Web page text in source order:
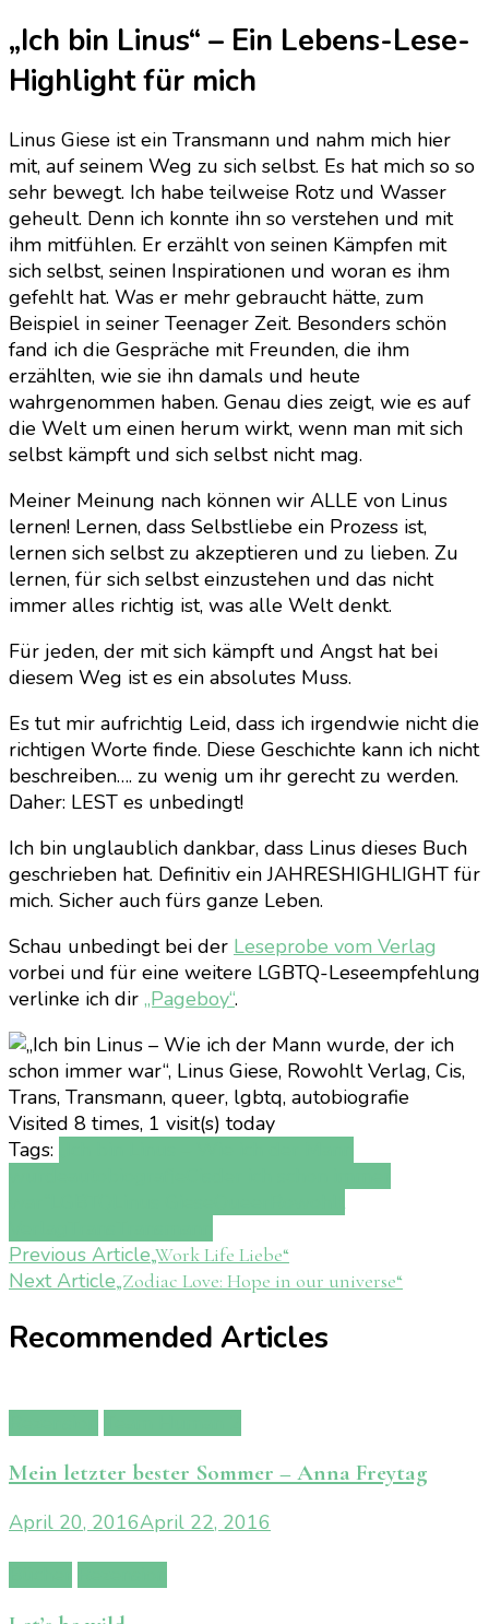
„Ich bin Linus“ – Ein Lebens-Lese-
Highlight für mich
Linus Giese ist ein Transmann und nahm mich hier
mit, auf seinem Weg zu sich selbst. Es hat mich so so
sehr bewegt. Ich habe teilweise Rotz und Wasser
geheult. Denn ich konnte ihn so verstehen und mit
ihm mitfühlen. Er erzählt von seinen Kämpfen mit
sich selbst, seinen Inspirationen und woran es ihm
gefehlt hat. Was er mehr gebraucht hätte, zum
Beispiel in seiner Teenager Zeit. Besonders schön
fand ich die Gespräche mit Freunden, die ihm
erzählten, wie sie ihn damals und heute
wahrgenommen haben. Genau dies zeigt, wie es auf
die Welt um einen herum wirkt, wenn man mit sich
selbst kämpft und sich selbst nicht mag.
Meiner Meinung nach können wir ALLE von Linus
lernen! Lernen, dass Selbstliebe ein Prozess ist,
lernen sich selbst zu akzeptieren und zu lieben. Zu
lernen, für sich selbst einzustehen und das nicht
immer alles richtig ist, was alle Welt denkt.
Für jeden, der mit sich kämpft und Angst hat bei
diesem Weg ist es ein absolutes Muss.
Es tut mir aufrichtig Leid, dass ich irgendwie nicht die
richtigen Worte finde. Diese Geschichte kann ich nicht
beschreiben…. zu wenig um ihr gerecht zu werden.
Daher: LEST es unbedingt!
Ich bin unglaublich dankbar, dass Linus dieses Buch
geschrieben hat. Definitiv ein JAHRESHIGHLIGHT für
mich. Sicher auch fürs ganze Leben.
Schau unbedingt bei der Leseprobe vom Verlag
vorbei und für eine weitere LGBTQ-Leseempfehlung
verlinke ich dir „Pageboy“.
Visited 8 times, 1 visit(s) today
Tags:
Post
Navigation
Previous Article„Work Life Liebe“
Next Article„Zodiac Love: Hope in our universe“
Recommended Articles
Mein letzter bester Sommer – Anna Freytag
April 20, 2016April 22, 2016